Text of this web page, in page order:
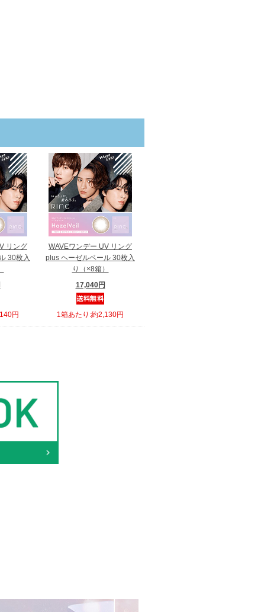
リング
30枚入
円
WAVEワンデー UV リング
plus ヘーゼルベール 30枚入
り（×8箱）
17,040円
1箱あたり:約2,130円